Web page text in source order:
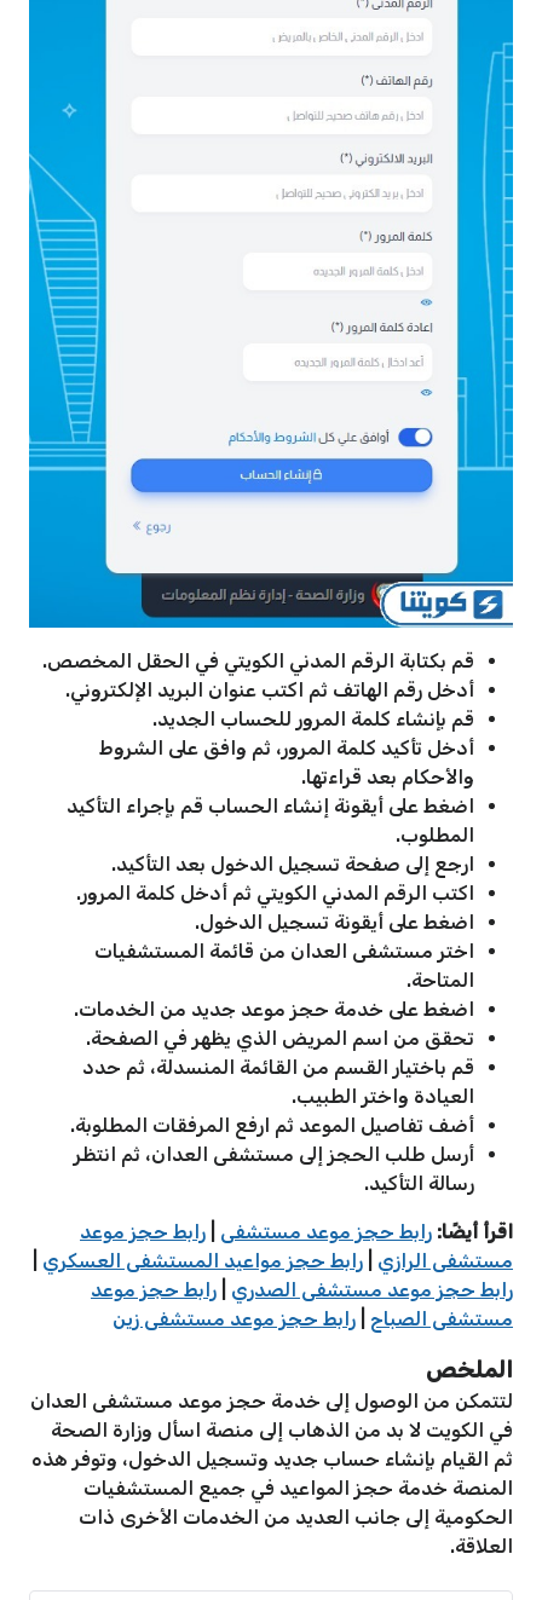
قم بكتابة الرقم المدني الكويتي في الحقل المخصص.
أدخل رقم الهاتف ثم اكتب عنوان البريد الإلكتروني.
قم بإنشاء كلمة المرور للحساب الجديد.
أدخل تأكيد كلمة المرور، ثم وافق على الشروط
والأحكام بعد قراءتها.
اضغط على أيقونة إنشاء الحساب قم بإجراء التأكيد
المطلوب.
ارجع إلى صفحة تسجيل الدخول بعد التأكيد.
اكتب الرقم المدني الكويتي ثم أدخل كلمة المرور.
اضغط على أيقونة تسجيل الدخول.
اختر مستشفى العدان من قائمة المستشفيات
المتاحة.
اضغط على خدمة حجز موعد جديد من الخدمات.
تحقق من اسم المريض الذي يظهر في الصفحة.
قم باختيار القسم من القائمة المنسدلة، ثم حدد
العيادة واختر الطبيب.
أضف تفاصيل الموعد ثم ارفع المرفقات المطلوبة.
أرسل طلب الحجز إلى مستشفى العدان، ثم انتظر
رسالة التأكيد.
اقرأ أيضًا: رابط حجز موعد مستشفى
رابط حجز موعد
مستشفى الرازي
رابط حجز مواعيد المستشفى العسكري
رابط حجز موعد مستشفى الصدري
رابط حجز موعد
مستشفى الصباح
رابط حجز موعد مستشفى زين
الملخص
لتتمكن من الوصول إلى خدمة حجز موعد مستشفى العدان
في الكويت لا بد من الذهاب إلى منصة اسأل وزارة الصحة
ثم القيام بإنشاء حساب جديد وتسجيل الدخول، وتوفر هذه
المنصة خدمة حجز المواعيد في جميع المستشفيات
الحكومية إلى جانب العديد من الخدمات الأخرى ذات
العلاقة.